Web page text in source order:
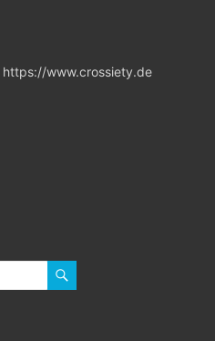
https://www.crossiety.de